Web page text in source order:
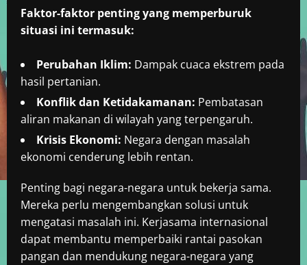
Faktor-faktor penting yang memperburuk
situasi ini termasuk:
Perubahan Iklim: Dampak cuaca ekstrem pada
hasil pertanian.
Konflik dan Ketidakamanan: Pembatasan
aliran makanan di wilayah yang terpengaruh.
Krisis Ekonomi: Negara dengan masalah
ekonomi cenderung lebih rentan.
Penting bagi negara-negara untuk bekerja sama.
Mereka perlu mengembangkan solusi untuk
mengatasi masalah ini. Kerjasama internasional
dapat membantu memperbaiki rantai pasokan
pangan dan mendukung negara-negara yang